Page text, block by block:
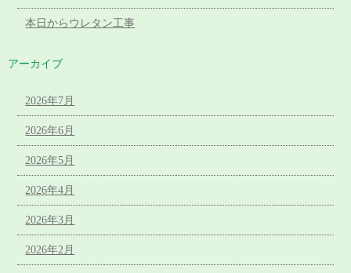
本日からウレタン工事
アーカイブ
2026年7月
2026年6月
2026年5月
2026年4月
2026年3月
2026年2月